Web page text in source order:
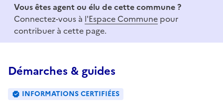
Vous êtes agent ou élu de cette commune ?
Connectez-vous à l'Espace Commune pour
contribuer à cette page.
Démarches & guides
INFORMATIONS CERTIFIÉES